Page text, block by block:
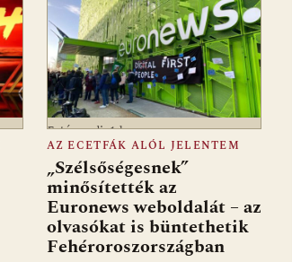
Fotó: media1.hu
AZ ECETFÁK ALÓL JELENTEM
„Szélsőségesnek”
minősítették az
Euronews weboldalát – az
olvasókat is büntethetik
Fehéroroszországban